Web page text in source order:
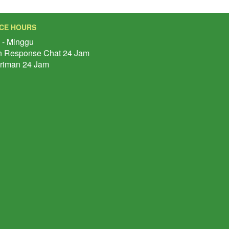
HOURS
Minggu
Response Chat 24 Jam
24 Jam